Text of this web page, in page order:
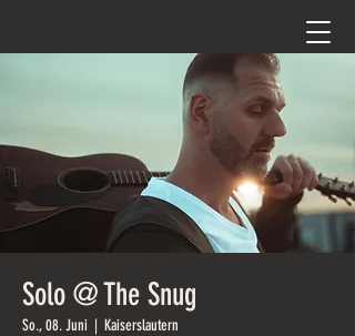
Solo @ The Snug
So., 08. Juni
  |
Kaiserslautern